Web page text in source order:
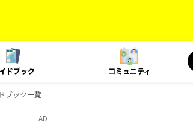
ドブック コミュニティ
ブック一覧
AD